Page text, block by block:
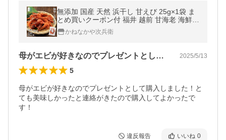
無添加 国産 天然 浜干し 甘えび 25g×1袋 ま
とめ買いクーポン付 福井 越前 甘海老 海鮮
おつまみ つまみ 珍味【A配送：常温】
かねなかや次兵衛
母がエビが好きなのでプレゼントとして購… 2025/5/13
5
母がエビが好きなのでプレゼントとして購入しました！と
ても美味しかったと連絡がきたので購入してよかったで
す！
違反報告 いいね 0